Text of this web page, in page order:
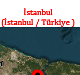
İstanbul
(İstanbul / Türkiye )